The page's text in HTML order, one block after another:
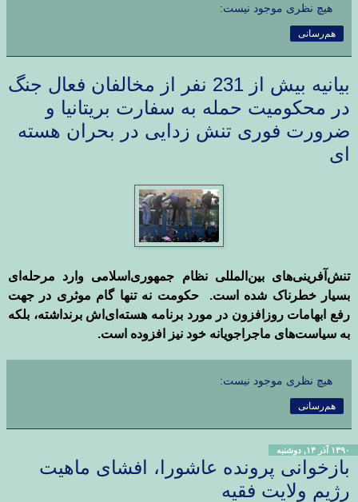
هیچ نظری موجود نیست:
هم‌رسانی
بیانیه بیش از 231 نفر از مخالفان فعال جنگ
در محکومیت حمله به سفارت بریتانیا و
ضرورت فوری تنش زدایی در بحران هسته
ای
تنش‌آفرینی‌های بین‌المللی نظام جمهوری‌اسلامی وارد مرحله‌ای
بسیار خطرناک شده است.
حکومت نه تنها گام موثری در جهت
رفع ابهامات روزافزون در مورد برنامه‌ هسته‌ای‌اش برنداشته، بلکه
به سیاست‌های ماجراجویانه خود نیز افزوده است.
هیچ نظری موجود نیست:
هم‌رسانی
۱۳۹۰ آذر ۱۴, دوشنبه
بازخوانی پرونده عاشورا، افشای ماهیت
رژیم ولایت فقیه